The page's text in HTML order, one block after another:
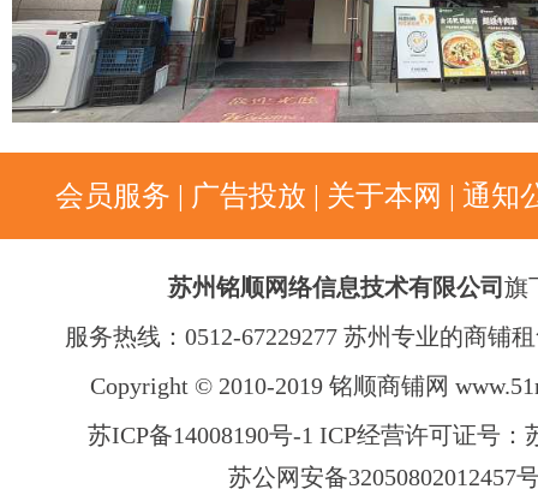
会员服务 广告投放 关于本网 通知
苏州铭顺网络信息技术有限公司 旗
服务热线：0512-67229277 苏州专业的商铺
Copyright © 2010-2019 铭顺商铺网
苏ICP备14008190号-1 ICP经营许可证号：
苏公网安备32050802012457